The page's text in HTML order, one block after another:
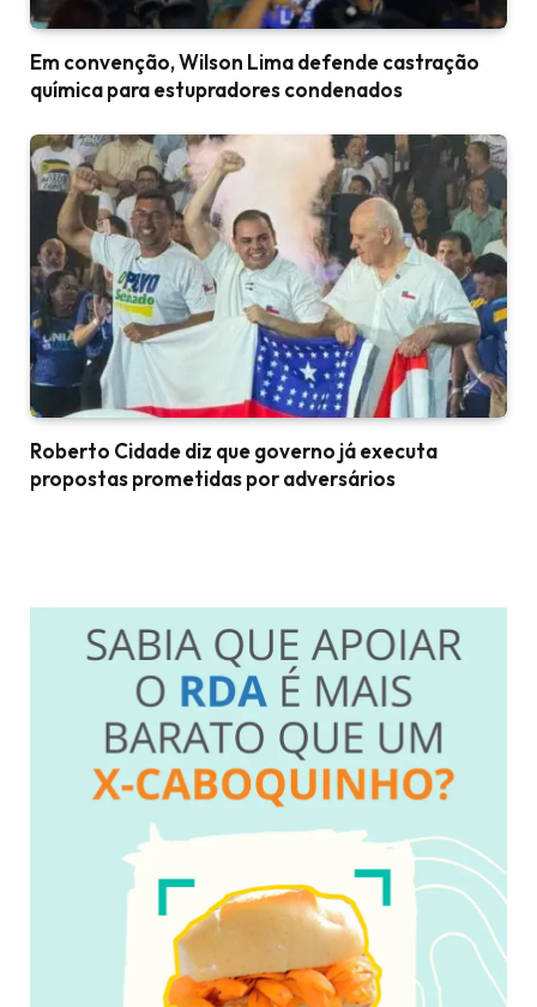
Em convenção, Wilson Lima defende castração
química para estupradores condenados
Roberto Cidade diz que governo já executa
propostas prometidas por adversários